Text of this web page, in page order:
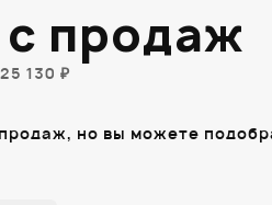
продаж
130 ₽
но вы можете